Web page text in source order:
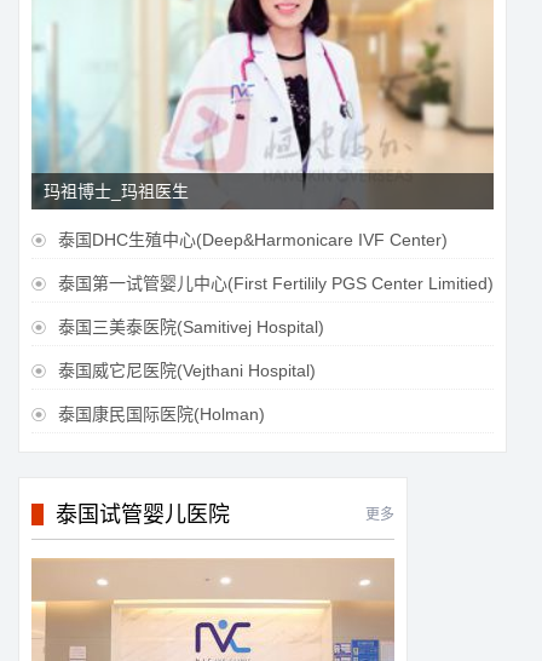
玛祖博士_玛祖医生
 泰国DHC生殖中心(Deep&Harmonicare IVF Center)
 泰国第一试管婴儿中心(First Fertilily PGS Center Limitied)
 泰国三美泰医院(Samitivej Hospital)
 泰国威它尼医院(Vejthani Hospital)
 泰国康民国际医院(Holman)
泰国试管婴儿医院 更多